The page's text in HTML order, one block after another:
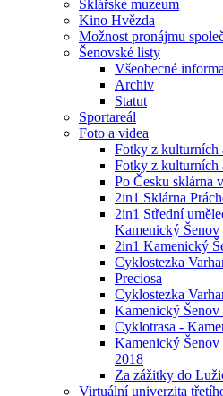
Sklářské muzeum
Kino Hvězda
Možnost pronájmu
Šenovské listy
Všeobecné
Archiv
Statut
Sportareál
Foto a videa
Fotky z kulturních
Fotky z kulturních
Po Česku sklárna
2in1 Sklárna
2in1 Střední
Kamenický Šenov
2in1 Kamenický
Cyklostezka
Preciosa
Cyklostezka
Kamenický
Cyklotrasa -
Kamenický Šenov
2018
Za zážitky do
Virtuální univerzita